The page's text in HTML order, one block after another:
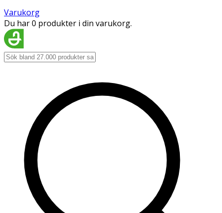
Varukorg
Du har 0 produkter i din varukorg.